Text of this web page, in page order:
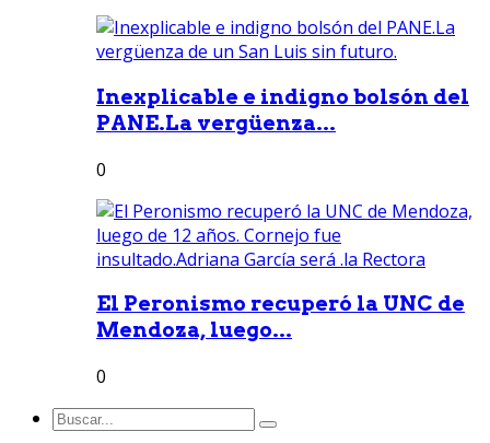
Inexplicable e indigno bolsón del
PANE.La vergüenza...
0
El Peronismo recuperó la UNC de
Mendoza, luego...
0